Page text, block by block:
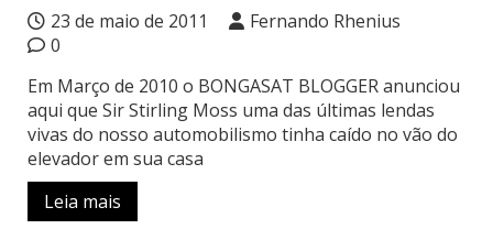
23 de maio de 2011
Fernando Rhenius
0
Em Março de 2010 o BONGASAT BLOGGER anunciou
aqui que Sir Stirling Moss uma das últimas lendas
vivas do nosso automobilismo tinha caído no vão do
elevador em sua casa
Leia mais